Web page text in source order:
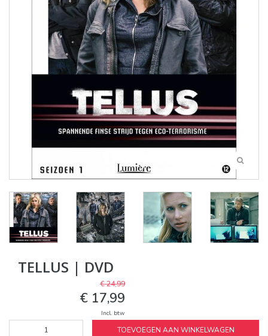
TELLUS | DVD
€ 24,99
€ 17,99
Incl. btw
TOEVOEGEN AAN WINKELWAGEN